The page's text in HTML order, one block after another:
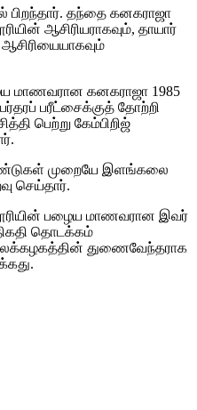
பிறந்தார். தந்தை கனகராஜா
ஆசிரியராகவும், தாயார்
மாணவரான கனகராஜா 1985
பரீட்சைக்குத் தோற்றி
பெற்று கேம்பிறிஜ்
முறையே இளங்கலை
செய்தார்.
பழைய மாணவரான இவர்
தொடக்கம்
துணைவேந்தராக